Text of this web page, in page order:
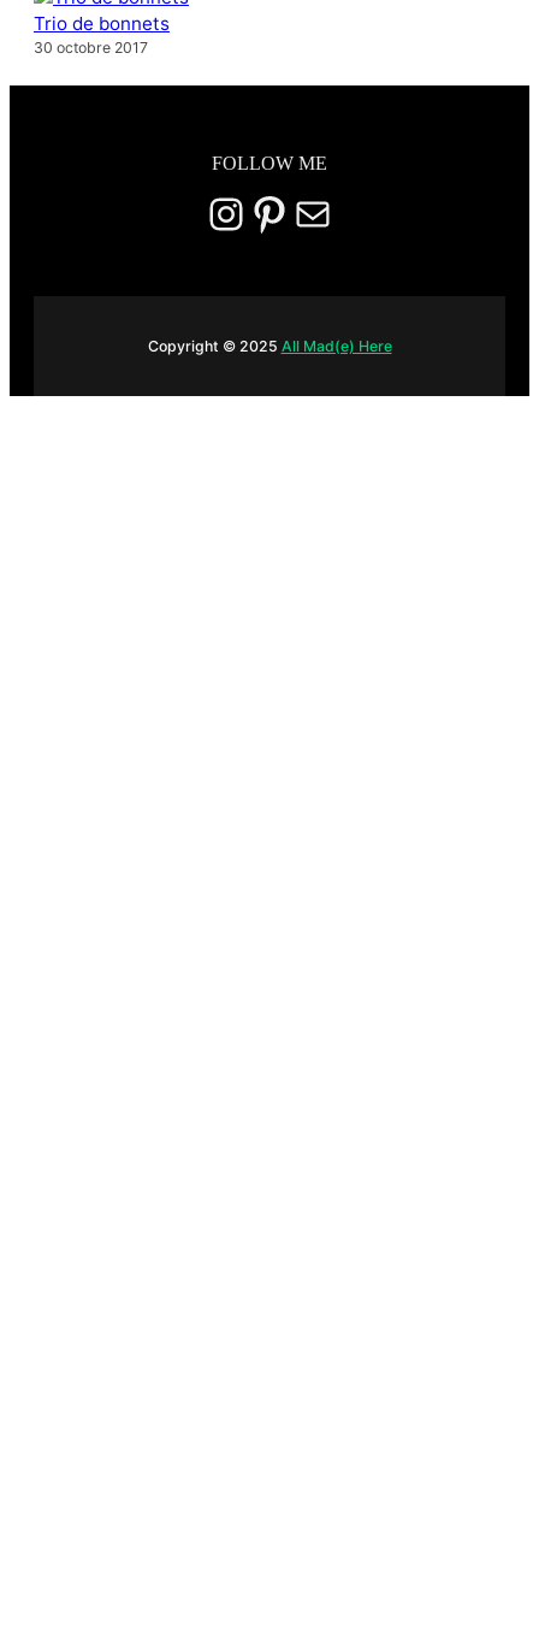
Trio de bonnets
30 octobre 2017
FOLLOW ME
Instagram Pinterest E-mail
Copyright © 2025 All Mad(e) Here